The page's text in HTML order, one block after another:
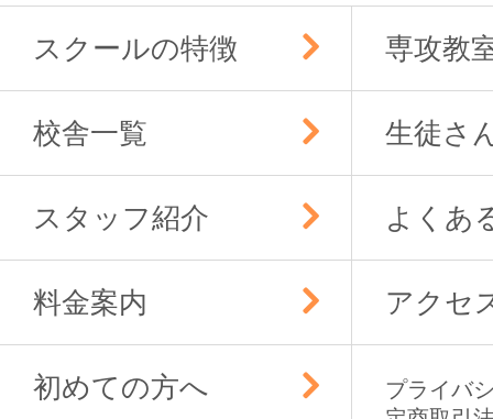
シ
ョ
ン
スクールの特徴 専攻教
校舎一覧 生徒さ
スタッフ紹介 よくあ
料金案内 アクセ
初めての方へ
プライバ